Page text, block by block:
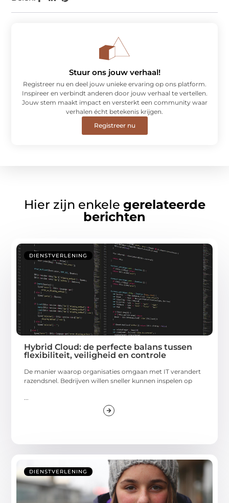
Stuur ons jouw verhaal!
Registreer nu en deel jouw unieke ervaring op ons platform.
Inspireer en verbindt anderen door jouw verhaal te vertellen.
Jouw stem maakt impact en versterkt een community waar
verhalen écht betekenis krijgen.
Registreer nu
Hier zijn enkele gerelateerde
berichten
DIENSTVERLENING
Hybrid Cloud: de perfecte balans tussen
flexibiliteit, veiligheid en controle
De manier waarop organisaties omgaan met IT verandert
razendsnel. Bedrijven willen sneller kunnen inspelen op
DIENSTVERLENING